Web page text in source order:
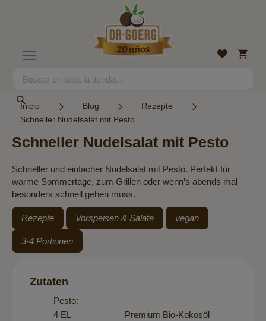
Search
Lista
Mi
cesta
Inicio Blog
Rezepte
Schneller Nudelsalat mit Pesto
Schneller Nudelsalat mit Pesto
Schneller und einfacher Nudelsalat mit Pesto. Perfekt für
warme Sommertage, zum Grillen oder wenn’s abends mal
besonders schnell gehen muss.
Rezepte Vorspeisen & Salate vegan
3-4 Portionen
Zutaten
Pesto:
4 EL
Premium Bio-Kokosöl